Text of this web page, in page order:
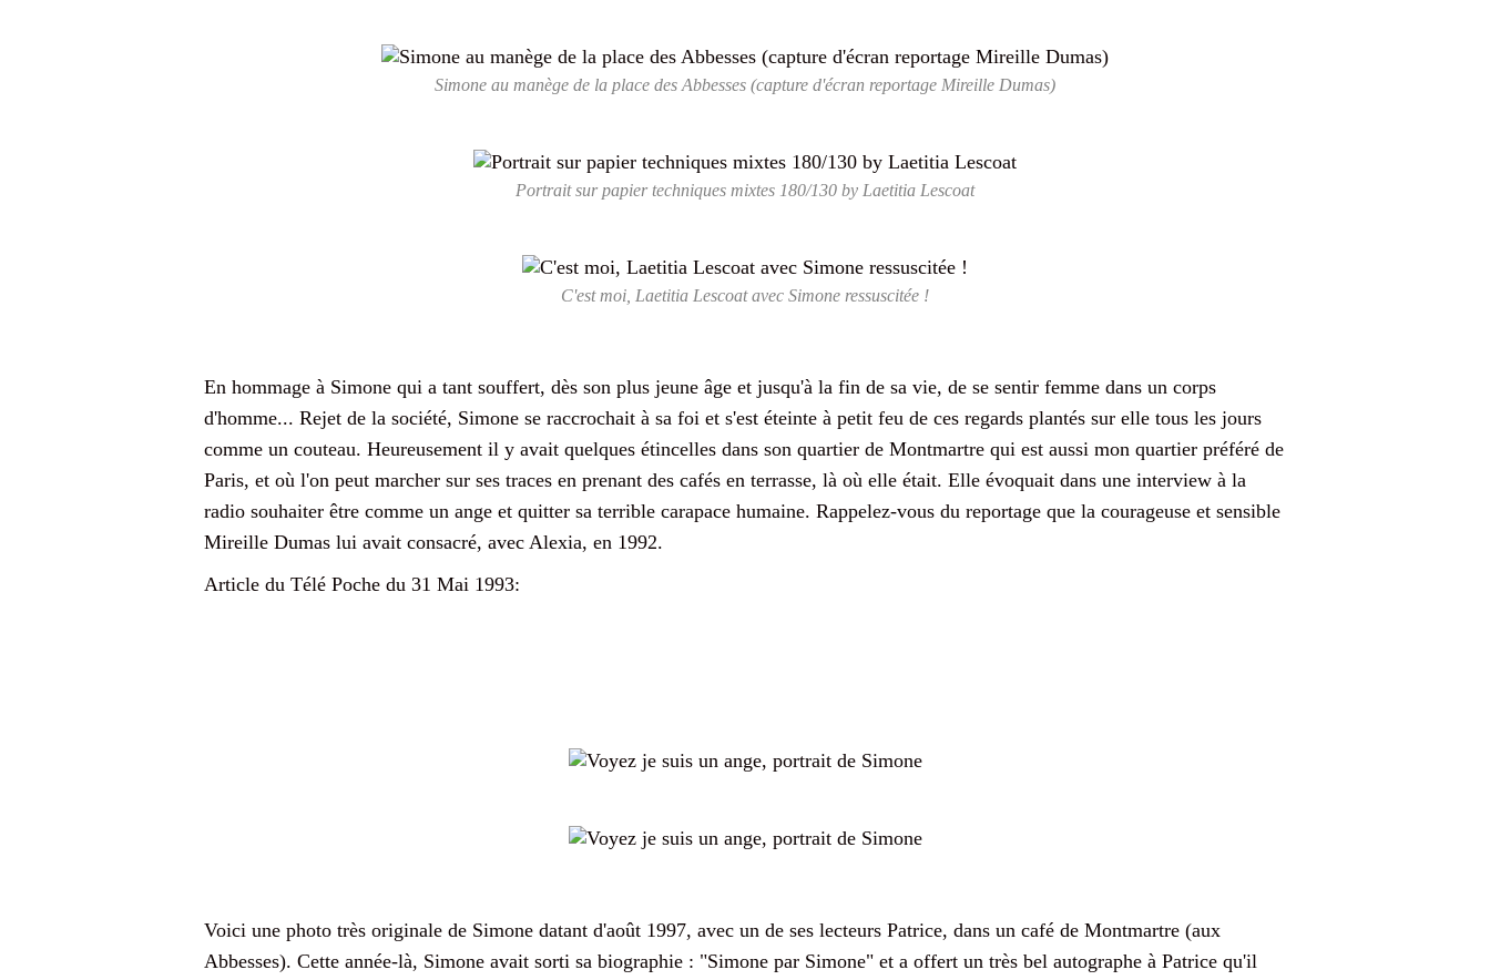
Simone au manège de la place des Abbesses (capture d'écran reportage Mireille Dumas)
Portrait sur papier techniques mixtes 180/130 by Laetitia Lescoat
C'est moi, Laetitia Lescoat avec Simone ressuscitée !
En hommage à Simone qui a tant souffert, dès son plus jeune âge et jusqu'à la fin de sa vie, de se sentir femme dans un corps
d'homme... Rejet de la société, Simone se raccrochait à sa foi et s'est éteinte à petit feu de ces regards plantés sur elle tous les jours
comme un couteau. Heureusement il y avait quelques étincelles dans son quartier de Montmartre qui est aussi mon quartier préféré de
Paris, et où l'on peut marcher sur ses traces en prenant des cafés en terrasse, là où elle était. Elle évoquait dans une interview à la
radio souhaiter être comme un ange et quitter sa terrible carapace humaine. Rappelez-vous du reportage que la courageuse et sensible
Mireille Dumas lui avait consacré, avec Alexia, en 1992.
Article du Télé Poche du 31 Mai 1993:
Voici une photo très originale de Simone datant d'août 1997, avec un de ses lecteurs Patrice, dans un café de Montmartre (aux
Abbesses). Cette année-là, Simone avait sorti sa biographie : "Simone par Simone" et a offert un très bel autographe à Patrice qu'il